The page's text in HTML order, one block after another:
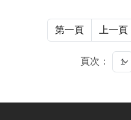
資料前處理、特徵篩選來
置的監控系統未來可提供
業者減少停機之機會及廢
第一頁 上一頁
頁次：